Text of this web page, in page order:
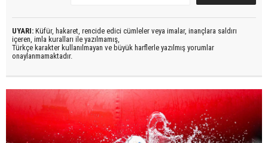
UYARI: Küfür, hakaret, rencide edici cümleler veya imalar, inançlara saldırı
içeren, imla kuralları ile yazılmamış,
Türkçe karakter kullanılmayan ve büyük harflerle yazılmış yorumlar
onaylanmamaktadır.